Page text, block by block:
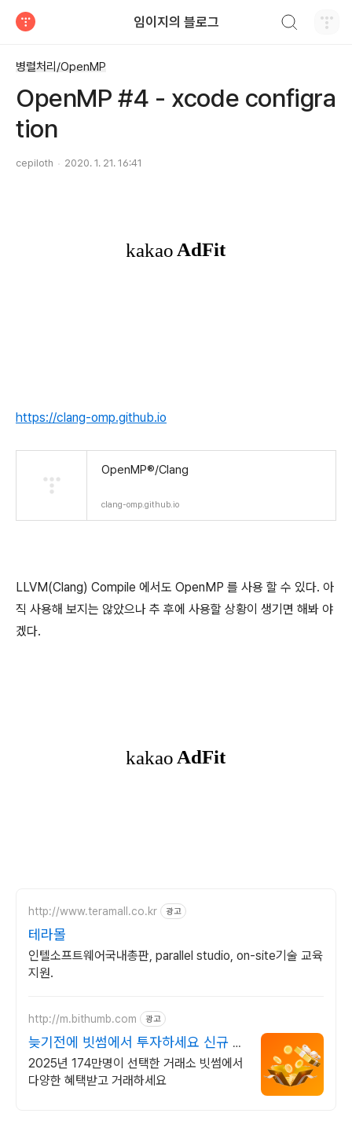
임이지의 블로그
병렬처리/OpenMP
OpenMP #4 - xcode configra
tion
cepiloth 2020. 1. 21. 16:41
https://clang-omp.github.io
OpenMP®/Clang
clang-omp.github.io
LLVM(Clang) Compile 에서도 OpenMP 를 사용 할 수 있다. 아
직 사용해 보지는 않았으나 추 후에 사용할 상황이 생기면 해봐 야
겠다.
http://www.teramall.co.kr 광고
테라몰
인텔소프트웨어국내총판, parallel studio, on-site기술 교육
지원.
http://m.bithumb.com 광고
늦기전에 빗썸에서 투자하세요 신규 가
입 시 5만원 혜택
2025년 174만명이 선택한 거래소 빗썸에서
다양한 혜택받고 거래하세요